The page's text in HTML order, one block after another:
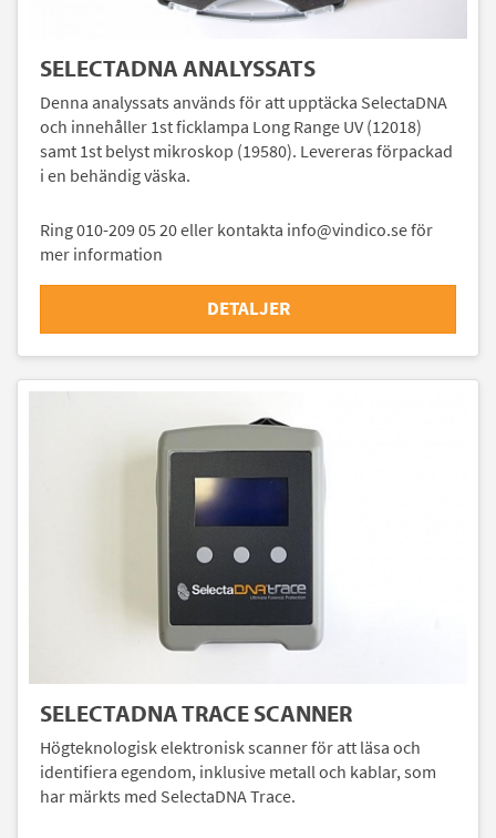
SELECTADNA ANALYSSATS
Denna analyssats används för att upptäcka SelectaDNA
och innehåller 1st ficklampa Long Range UV (12018)
samt 1st belyst mikroskop (19580). Levereras förpackad
i en behändig väska.
Ring 010-209 05 20 eller kontakta info@vindico.se för
mer information
DETALJER
SELECTADNA TRACE SCANNER
Högteknologisk elektronisk scanner för att läsa och
identifiera egendom, inklusive metall och kablar, som
har märkts med SelectaDNA Trace.